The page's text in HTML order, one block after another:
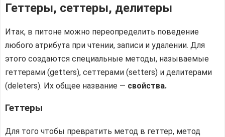
Геттеры, сеттеры, делитеры
Итак, в питоне можно переопределить поведение
любого атрибута при чтении, записи и удалении. Для
этого создаются специальные методы, называемые
геттерами (getters), сеттерами (setters) и делитерами
(deleters). Их общее название — свойства.
Геттеры
Для того чтобы превратить метод в геттер, метод